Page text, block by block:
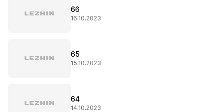
66
16.10.2023
65
15.10.2023
64
14.10.2023